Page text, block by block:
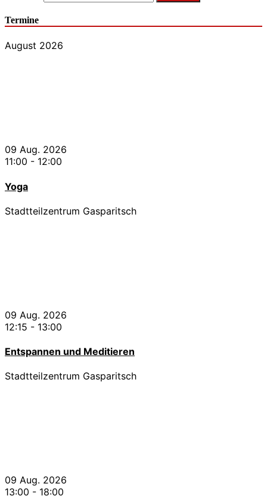
Termine
August 2026
09 Aug. 2026
11:00 - 12:00
Yoga
Stadtteilzentrum Gasparitsch
09 Aug. 2026
12:15 - 13:00
Entspannen und Meditieren
Stadtteilzentrum Gasparitsch
09 Aug. 2026
13:00 - 18:00